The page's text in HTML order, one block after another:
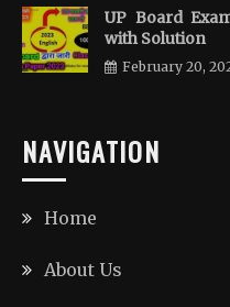
UP Board
with Solution
February 20,
NAVIGATION
Home
About Us